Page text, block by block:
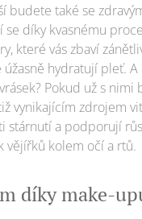
budete také se
se díky kvasnému
které vás zbaví
úžasně hydratují pleť.
Pokud už s nimi
vynikajícím zdrojem
stárnutí a podporují
vějířků kolem očí a rtů.
díky make-